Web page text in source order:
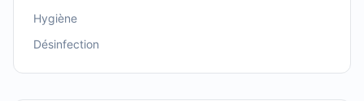
Hygiène
Désinfection